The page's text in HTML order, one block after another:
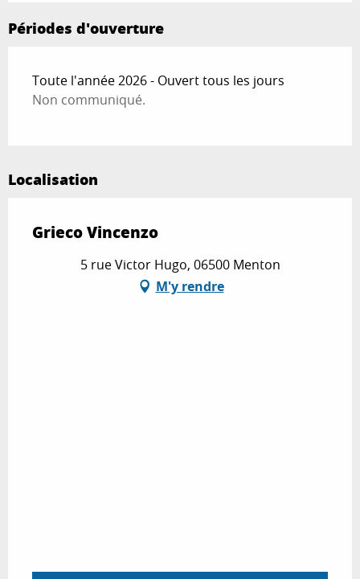
Périodes d'ouverture
Toute l'année 2026 - Ouvert tous les jours
Non communiqué.
Localisation
Grieco Vincenzo
5 rue Victor Hugo, 06500 Menton
M'y rendre